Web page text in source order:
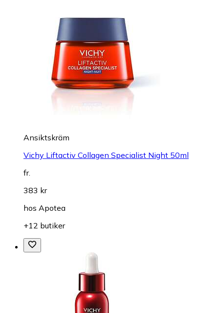
Ansiktskräm
Vichy Liftactiv Collagen Specialist Night 50ml
fr.
383 kr
hos Apotea
+12 butiker